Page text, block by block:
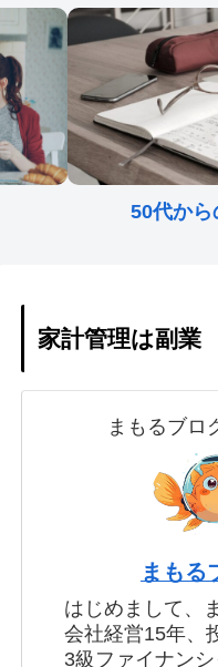
50代から
家計管理は副業
まもるブロ
まもる
はじめまして、
会社経営15年、
3級ファイナン